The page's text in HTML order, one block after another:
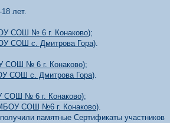
18 лет.
СОШ № 6 г. Конаково);
СОШ с. Дмитрова Гора).
СОШ № 6 г. Конаково);
СОШ с. Дмитрова Гора).
СОШ № 6 г. Конаково);
СОШ №6 г. Конаково).
памятные Сертификаты участников